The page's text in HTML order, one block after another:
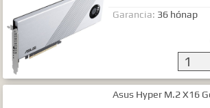
Garancia: 36 hónap
Asus Hyper M.2 X16